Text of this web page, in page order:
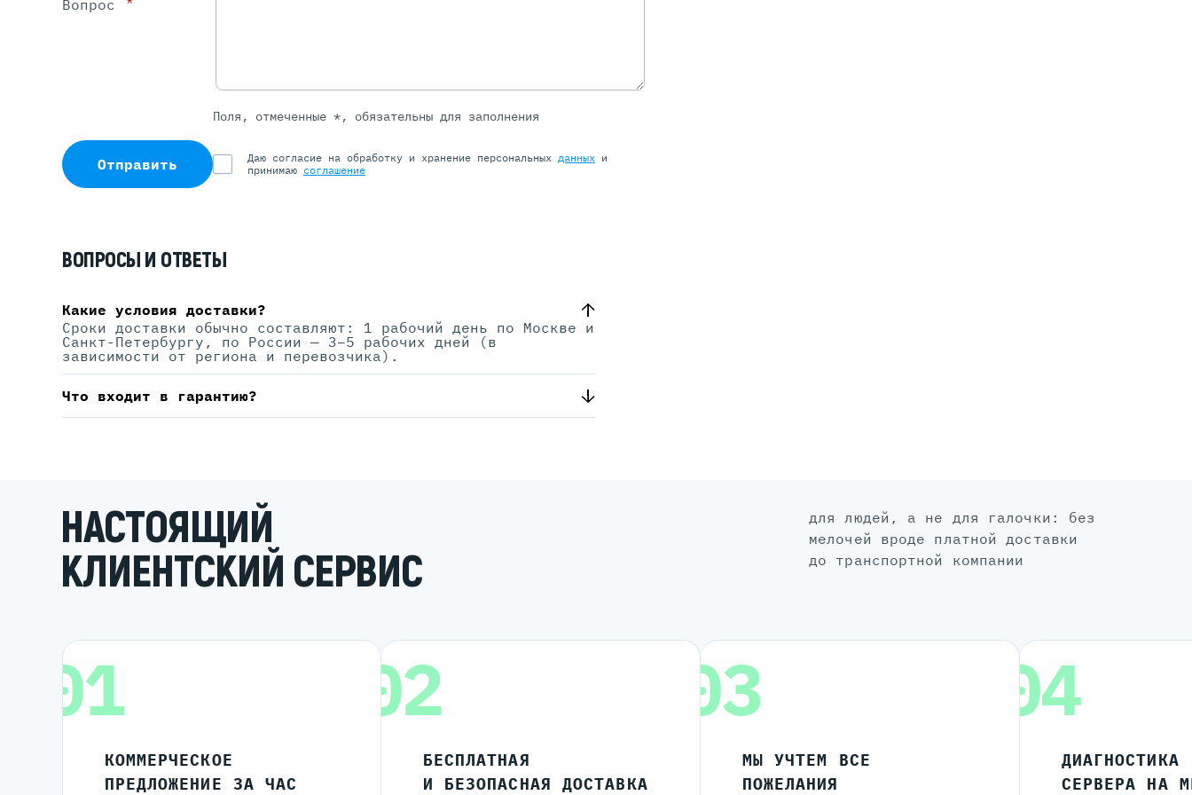
Вопрос
Поля, отмеченные *, обязательны для заполнения
Отправить Даю согласие на обработку и хранение персональных данных и
принимаю соглашение
ВОПРОСЫ И ОТВЕТЫ
Какие условия доставки?
Сроки доставки обычно составляют: 1 рабочий день по Москве и
Санкт-Петербургу, по России — 3–5 рабочих дней (в
зависимости от региона и перевозчика).
Что входит в гарантию?
НАСТОЯЩИЙ
КЛИЕНТСКИЙ СЕРВИС
для людей, а не для галочки: без
мелочей вроде платной доставки
до транспортной компании
01
КОММЕРЧЕСКОЕ
ПРЕДЛОЖЕНИЕ ЗА ЧАС
02
БЕСПЛАТНАЯ
И БЕЗОПАСНАЯ ДОСТАВКА
03
МЫ УЧТЕМ ВСЕ
ПОЖЕЛАНИЯ
04
ДИАГНОСТИКА
СЕРВЕРА НА